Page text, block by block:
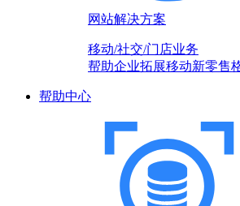
网站解决方案
移动/社交/门店业务
帮助企业拓展移动新零售
帮助中心